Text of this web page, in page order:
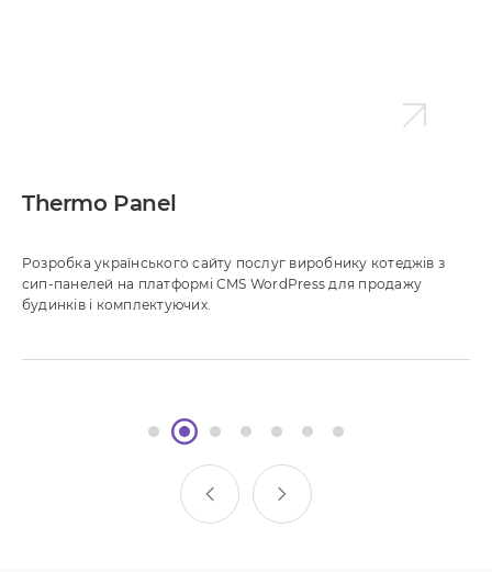
Thermo Panel
Розробка українського сайту послуг виробнику котеджів з
сип-панелей на платформі CMS WordPress для продажу
будинків і комплектуючих.